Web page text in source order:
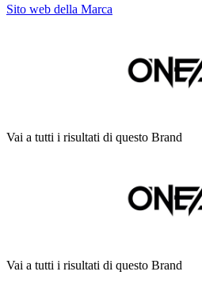
Sito web della Marca
Vai a tutti i risultati di questo Brand
Vai a tutti i risultati di questo Brand